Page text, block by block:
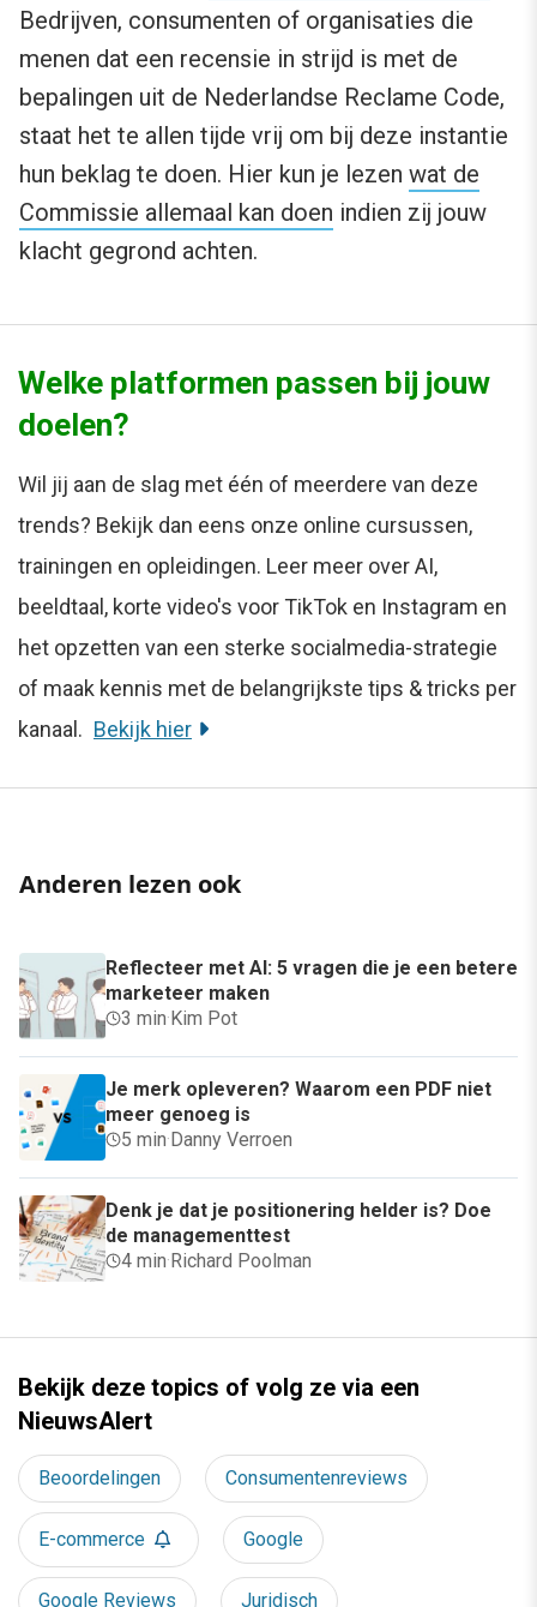
Bedrijven, consumenten of organisaties die
menen dat een recensie in strijd is met de
bepalingen uit de Nederlandse Reclame Code,
staat het te allen tijde vrij om bij deze instantie
hun beklag te doen. Hier kun je lezen wat de
Commissie allemaal kan doen indien zij jouw
klacht gegrond achten.
Welke platformen passen bij jouw
doelen?
Wil jij aan de slag met één of meerdere van deze
trends? Bekijk dan eens onze online cursussen,
trainingen en opleidingen. Leer meer over AI,
beeldtaal, korte video's voor TikTok en Instagram en
het opzetten van een sterke socialmedia-strategie
of maak kennis met de belangrijkste tips & tricks per
kanaal. Bekijk hier
Anderen lezen ook
Reflecteer met AI: 5 vragen die je een betere
marketeer maken
3 min·Kim Pot
Je merk opleveren? Waarom een PDF niet
meer genoeg is
5 min·Danny Verroen
Denk je dat je positionering helder is? Doe
de managementtest
4 min·Richard Poolman
Bekijk deze topics of volg ze via een
NieuwsAlert
Beoordelingen Consumentenreviews
E-commerce Google
Google Reviews Juridisch